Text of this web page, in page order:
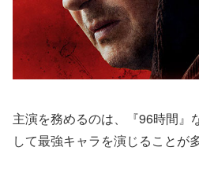
主演を務めるのは、『96時間』
して最強キャラを演じることが